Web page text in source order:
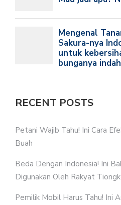
RECENT POSTS
Petani Wajib Tahu! Ini Cara
Buah
Beda Dengan Indonesia! Ini
Digunakan Oleh Rakyat
Pemilik Mobil Harus Tahu! Ini